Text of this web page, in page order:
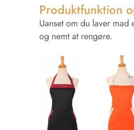
Produktfunktion
Uanset om du laver
og nemt at rengøre.